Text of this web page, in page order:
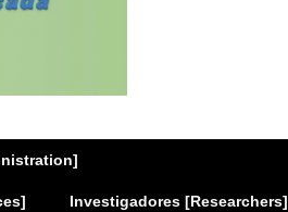
Investigadores [Researchers]